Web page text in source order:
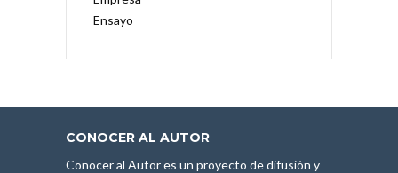
Ensayo
CONOCER AL AUTOR
Conocer al Autor es un proyecto de difusión y